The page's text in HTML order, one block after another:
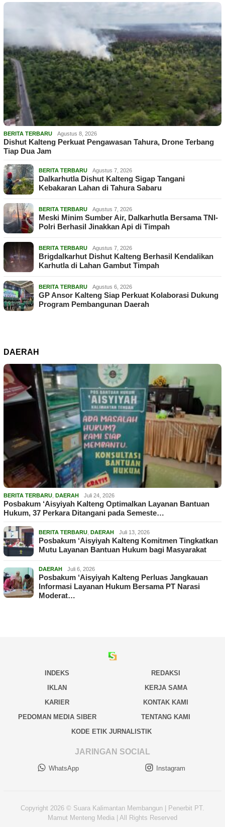
BERITA TERBARU Agustus 8, 2026
Dishut Kalteng Perkuat Pengawasan Tahura, Drone Terbang
Tiap Dua Jam
BERITA TERBARU Agustus 7, 2026
Dalkarhutla Dishut Kalteng Sigap Tangani
Kebakaran Lahan di Tahura Sabaru
BERITA TERBARU Agustus 7, 2026
Meski Minim Sumber Air, Dalkarhutla Bersama TNI-
Polri Berhasil Jinakkan Api di Timpah
BERITA TERBARU Agustus 7, 2026
Brigdalkarhut Dishut Kalteng Berhasil Kendalikan
Karhutla di Lahan Gambut Timpah
BERITA TERBARU Agustus 6, 2026
GP Ansor Kalteng Siap Perkuat Kolaborasi Dukung
Program Pembangunan Daerah
DAERAH
BERITA TERBARU DAERAH Juli 24, 2026
Posbakum ‘Aisyiyah Kalteng Optimalkan Layanan Bantuan
Hukum, 37 Perkara Ditangani pada Semeste…
BERITA TERBARU DAERAH Juli 13, 2026
Posbakum ‘Aisyiyah Kalteng Komitmen Tingkatkan
Mutu Layanan Bantuan Hukum bagi Masyarakat
DAERAH Juli 6, 2026
Posbakum ‘Aisyiyah Kalteng Perluas Jangkauan
Informasi Layanan Hukum Bersama PT Narasi
Moderat…
INDEKS
REDAKSI
IKLAN
KERJA SAMA
KARIER
KONTAK KAMI
PEDOMAN MEDIA SIBER
TENTANG KAMI
KODE ETIK JURNALISTIK
JARINGAN SOCIAL
WhatsApp Instagram
Copyright 2026 © Suara Kalimantan Membangun | Penerbit PT.
Mamut Menteng Media | All Rights Reserved